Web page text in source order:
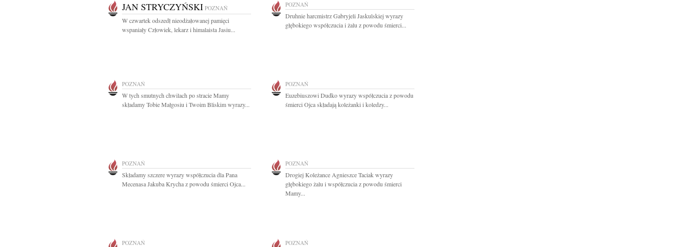
JAN STRYCZYŃSKI POZNAŃ
W czwartek odszedł nieodżałowanej pamięci
wspaniały Człowiek, lekarz i himalaista Jasiu...
POZNAŃ
Druhnie harcmistrz Gabryjeli Jaskulskiej wyrazy
głębokiego współczucia i żalu z powodu śmierci...
POZNAŃ
W tych smutnych chwilach po stracie Mamy
składamy Tobie Małgosiu i Twoim Bliskim wyrazy...
POZNAŃ
Euzebiuszowi Dudko wyrazy współczucia z powodu
śmierci Ojca składają koleżanki i koledzy...
POZNAŃ
Składamy szczere wyrazy współczucia dla Pana
Mecenasa Jakuba Krycha z powodu śmierci Ojca...
POZNAŃ
Drogiej Koleżance Agnieszce Taciak wyrazy
głębokiego żalu i współczucia z powodu śmierci
Mamy...
POZNAŃ POZNAŃ